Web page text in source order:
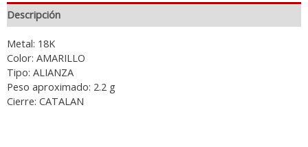
CUERPO:
Descripción
Metal: 18K
Color: AMARILLO
Tipo: ALIANZA
Peso aproximado: 2.2 g
Cierre: CATALAN